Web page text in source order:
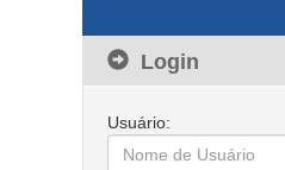
Login
Usuário: